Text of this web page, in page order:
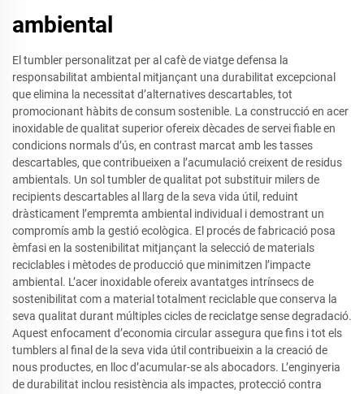
ambiental
El tumbler personalitzat per al cafè de viatge defensa la
responsabilitat ambiental mitjançant una durabilitat excepcional
que elimina la necessitat d’alternatives descartables, tot
promocionant hàbits de consum sostenible. La construcció en acer
inoxidable de qualitat superior ofereix dècades de servei fiable en
condicions normals d’ús, en contrast marcat amb les tasses
descartables, que contribueixen a l’acumulació creixent de residus
ambientals. Un sol tumbler de qualitat pot substituir milers de
recipients descartables al llarg de la seva vida útil, reduint
dràsticament l’empremta ambiental individual i demostrant un
compromís amb la gestió ecològica. El procés de fabricació posa
èmfasi en la sostenibilitat mitjançant la selecció de materials
reciclables i mètodes de producció que minimitzen l’impacte
ambiental. L’acer inoxidable ofereix avantatges intrínsecs de
sostenibilitat com a material totalment reciclable que conserva la
seva qualitat durant múltiples cicles de reciclatge sense degradació.
Aquest enfocament d’economia circular assegura que fins i tot els
tumblers al final de la seva vida útil contribueixin a la creació de
nous productes, en lloc d’acumular-se als abocadors. L’enginyeria
de durabilitat inclou resistència als impactes, protecció contra